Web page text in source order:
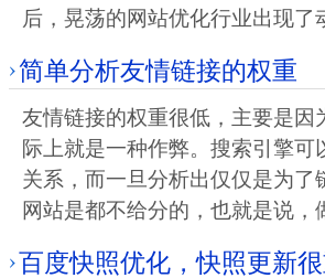
后，晃荡的网站优化行业出现了
简单分析友情链接的权重
友情链接的权重很低，主要是
际上就是一种作弊。搜索引擎
关系，而一旦分析出仅仅是为
网站是都不给分的，也就是说
百度快照优化，快照更新